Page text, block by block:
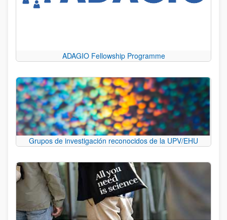
ADAGIO Fellowship Programme
Grupos de investigación reconocidos de la UPV/EHU